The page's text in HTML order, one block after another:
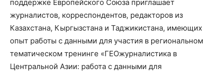
поддержке Европейского Союза приглашает
журналистов, корреспондентов, редакторов из
Казахстана, Кыргызстана и Таджикистана, имеющих
опыт работы с данными для участия в региональном
тематическом тренинге «ГЕОжурналистика в
Центральной Азии: работа с данными для